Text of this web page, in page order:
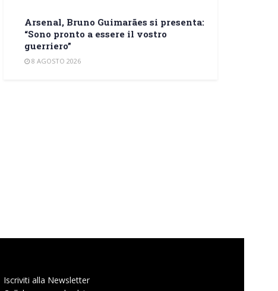
Arsenal, Bruno Guimarães si presenta:
“Sono pronto a essere il vostro
guerriero”
8 AGOSTO 2026
Iscriviti alla Newsletter